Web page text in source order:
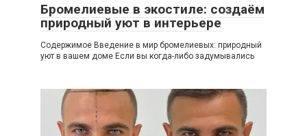
Бромелиевые в экостиле: создаём
природный уют в интерьере
Содержимое Введение в мир бромелиевых: природный
уют в вашем доме Если вы когда-либо задумывались